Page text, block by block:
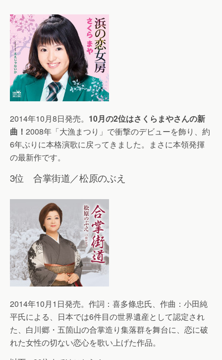
2014年10月8日発売。 10月の2位はさくらまやさんの新
曲！ 2008年「大漁まつり」で衝撃のデビューを飾り、約
6年ぶりに本格演歌に戻ってきました。まさに本領発揮
の最新作です。
3位 合掌街道／松原のぶえ
2014年10月1日発売。作詞：喜多條忠氏、作曲：小田純
平氏による、日本では6件目の世界遺産として認定され
た、白川郷・五箇山の合掌造り集落群を舞台に、恋に破
れた女性の切ない恋心を歌い上げた作品。